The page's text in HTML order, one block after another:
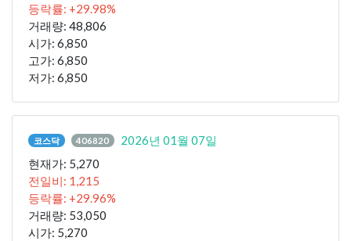
등락률: +29.98%
거래량: 48,806
시가: 6,850
고가: 6,850
저가: 6,850
코스닥 406820
2026년 01월 07일
현재가: 5,270
전일비: 1,215
등락률: +29.96%
거래량: 53,050
시가: 5,270